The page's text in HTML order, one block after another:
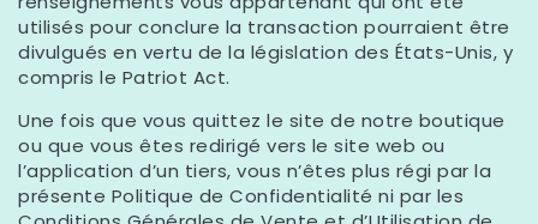
utilisés pour conclure la transaction pourraient être
divulgués en vertu de la législation des États-Unis, y
compris le Patriot Act.
Une fois que vous quittez le site de notre boutique
ou que vous êtes redirigé vers le site web ou
l’application d’un tiers, vous n’êtes plus régi par la
présente Politique de Confidentialité ni par les